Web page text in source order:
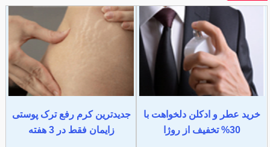
خرید عطر و ادکلن دلخواهت با
30% تخفیف از روژا
جدیدترین کرم رفع ترک پوستی
زایمان فقط در 3 هفته